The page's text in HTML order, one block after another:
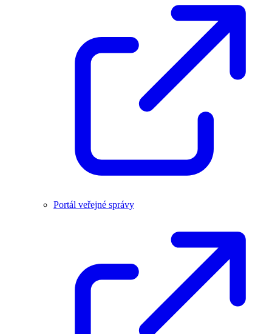
Portál veřejné správy